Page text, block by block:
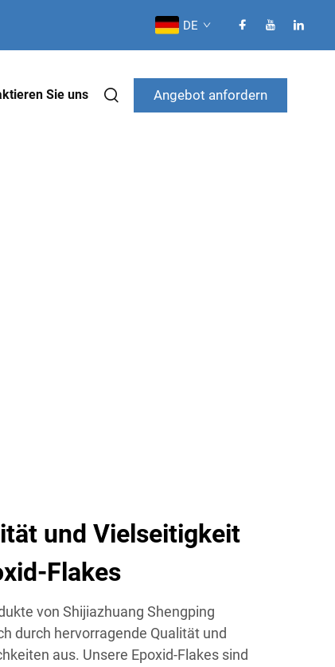
DE
Sie uns Angebot anfordern
und Vielseitigkeit
Flakes
von Shijiazhuang Shengping
durch hervorragende Qualität und
aus. Unsere Epoxid-Flakes sind